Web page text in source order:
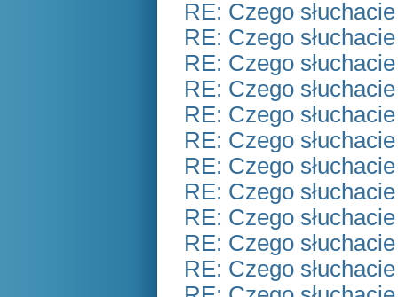
RE: Czego
RE: Czego
RE: Czego
RE: Czego
RE: Czego
RE: Czego
RE: Czego
RE: Czego
RE: Czego
RE: Czego
RE: Czego